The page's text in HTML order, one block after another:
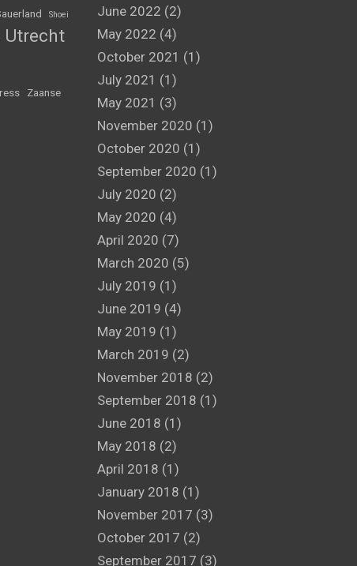
Shoei
Utrecht
Zaanse
June 2022 (2)
May 2022 (4)
October 2021 (1)
July 2021 (1)
May 2021 (3)
November 2020 (1)
October 2020 (1)
September 2020 (1)
July 2020 (2)
May 2020 (4)
April 2020 (7)
March 2020 (5)
July 2019 (1)
June 2019 (4)
May 2019 (1)
March 2019 (2)
November 2018 (2)
September 2018 (1)
June 2018 (1)
May 2018 (2)
April 2018 (1)
January 2018 (1)
November 2017 (3)
October 2017 (2)
September 2017 (3)